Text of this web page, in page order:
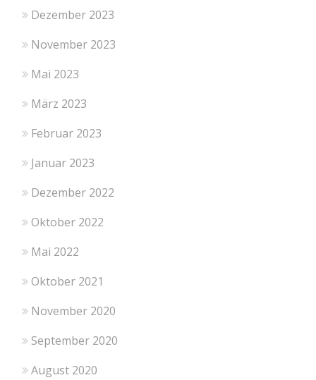
Dezember 2023
November 2023
Mai 2023
März 2023
Februar 2023
Januar 2023
Dezember 2022
Oktober 2022
Mai 2022
Oktober 2021
November 2020
September 2020
August 2020